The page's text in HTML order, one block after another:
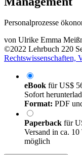
Personalprozesse
von Ulrike Emma
©2022 Lehrbuch 220
Rechtswissenschaften,
eBook fürUS$
Sofort
Format: PDF
Paperback für
Versand in ca.
möglich